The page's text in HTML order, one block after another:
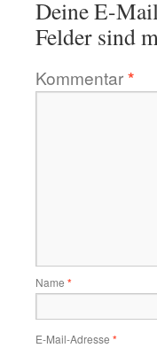
Deine E-
Felder sind
Kommentar*
Name *
E-Mail-Adresse *